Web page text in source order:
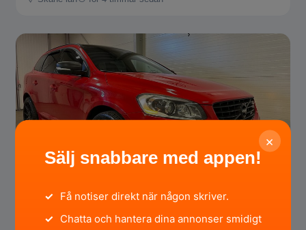
159 000 SEK
Volvo XC60 R-Design Nybess
Västmanlands län för 5 timmar sedan
×
Sälj snabbare med appen!
✓ Få notiser direkt när någon skriver.
✓ Chatta och hantera dina annonser smidigt